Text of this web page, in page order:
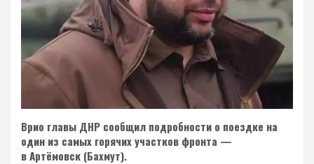
Врио главы ДНР сообщил подробности о поездке на
один из самых горячих участков фронта —
в Артёмовск (Бахмут).